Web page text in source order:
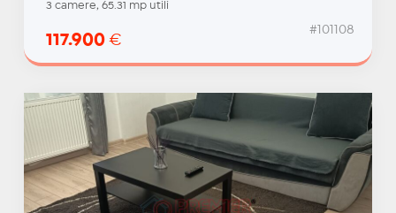
3 camere, 65.31 mp utili
117.900 €
#101108